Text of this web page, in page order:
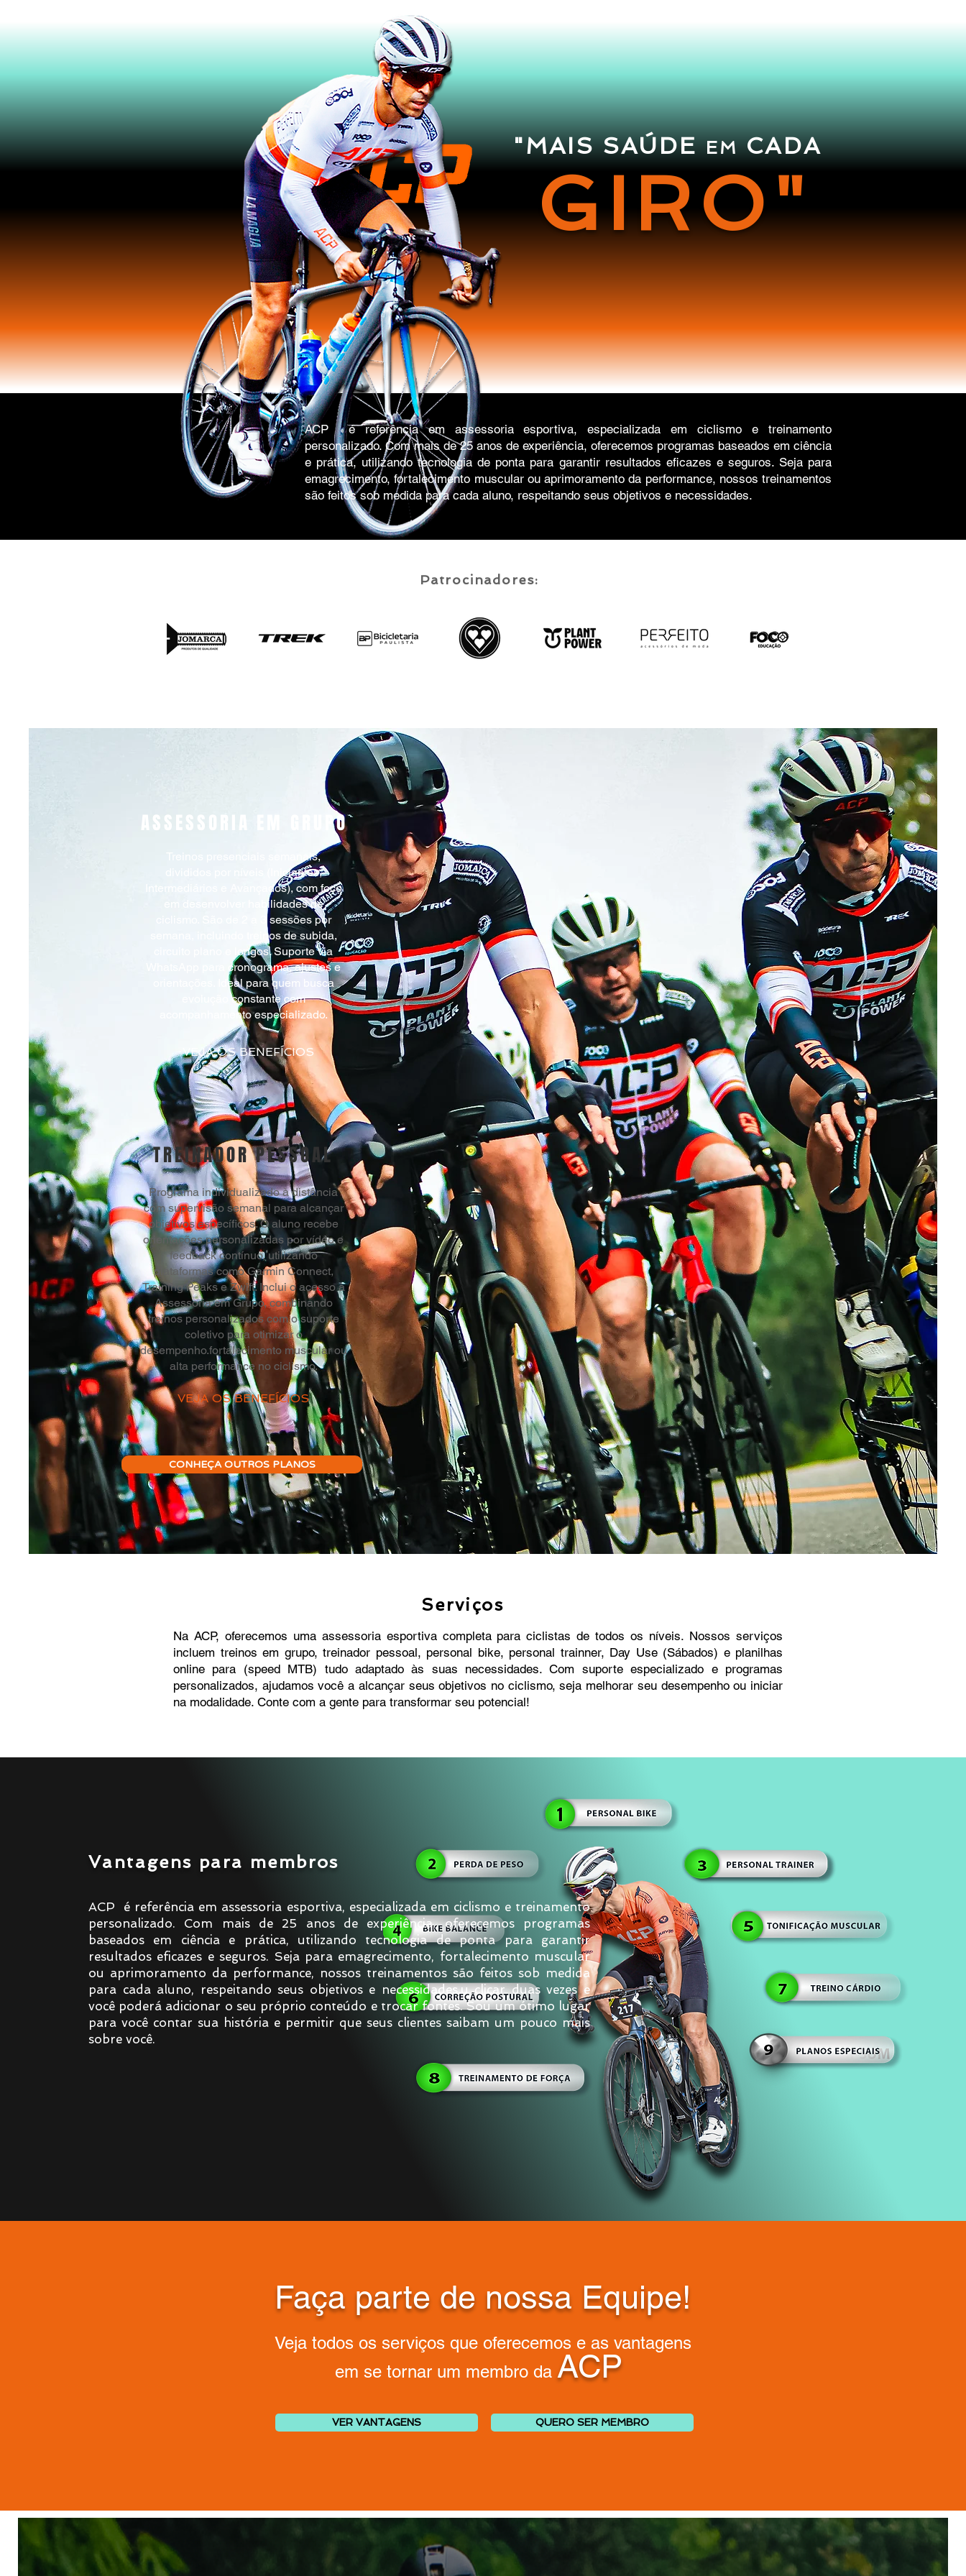
"MAIS SAÚDEEMCADA
GIRO"
ACP é referência em assessoria esportiva, especializada em ciclismo e treinamento
personalizado. Com mais de 25 anos de experiência, oferecemos programas baseados em ciência
e prática, utilizando tecnologia de ponta para garantir resultados eficazes e seguros. Seja para
emagrecimento, fortalecimento muscular ou aprimoramento da performance, nossos treinamentos
são feitos sob medida para cada aluno, respeitando seus objetivos e necessidades.
Patrocinadores:
ASSESSORIA EM GRUPO
Treinos presenciais semanais,
divididos por níveis (Iniciantes,
Intermediários e Avançados), com foco
em desenvolver habilidades de
ciclismo. São de 2 a 3 sessões por
semana, incluindo treinos de subida,
circuito plano e longos. Suporte via
WhatsApp para cronograma, ajustes e
orientações. Ideal para quem busca
evolução constante com
acompanhamento especializado.
VEJA OS BENEFÍCIOS
TREINADOR PESSOAL
Programa individualizado à distância
com supervisão semanal para alcançar
objetivos específicos. O aluno recebe
orientações personalizadas por vídeo e
feedback contínuo, utilizando
plataformas como Garmin Connect,
Training Peaks e Zwift. Inclui o acesso à
Assessoria em Grupo, combinando
treinos personalizados com o suporte
coletivo para otimizar o
desempenho.fortalecimento muscular ou
alta performance no ciclismo.
VEJA OS BENEFÍCIOS
CONHEÇA OUTROS PLANOS
Serviços
Na ACP, oferecemos uma assessoria esportiva completa para ciclistas de todos os níveis. Nossos serviços
incluem treinos em grupo, treinador pessoal, personal bike, personal trainner, Day Use (Sábados) e planilhas
online para (speed MTB) tudo adaptado às suas necessidades. Com suporte especializado e programas
personalizados, ajudamos você a alcançar seus objetivos no ciclismo, seja melhorar seu desempenho ou iniciar
na modalidade. Conte com a gente para transformar seu potencial!
Vantagens para membros
ACP é referência em assessoria esportiva, especializada em ciclismo e treinamento
personalizado. Com mais de 25 anos de experiência, oferecemos programas
baseados em ciência e prática, utilizando tecnologia de ponta para garantir
resultados eficazes e seguros. Seja para emagrecimento, fortalecimento muscular
ou aprimoramento da performance, nossos treinamentos são feitos sob medida
para cada aluno, respeitando seus objetivos e necessidades.u clicar duas vezes e
você poderá adicionar o seu próprio conteúdo e trocar fontes. Sou um ótimo lugar
para você contar sua história e permitir que seus clientes saibam um pouco mais
sobre você.
Faça parte de nossa Equipe!
Veja todos os serviços que oferecemos e as vantagens
em se tornar um membro da ACP
VER VANTAGENS QUERO SER MEMBRO